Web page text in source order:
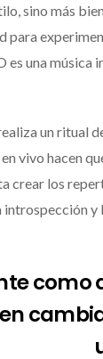
sino más
para
es una
un ritual
vivo hacen
crear los
y
como